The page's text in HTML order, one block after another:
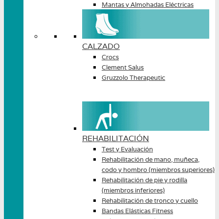
Mantas y Almohadas Eléctricas
CALZADO
Crocs
Clement Salus
Gruzzolo Therapeutic
REHABILITACIÓN
Test y Evaluación
Rehabilitación de mano, muñeca,
codo y hombro (miembros superiores)
Rehabilitación de pie y rodilla
(miembros inferiores)
Rehabilitación de tronco y cuello
Bandas Elásticas Fitness